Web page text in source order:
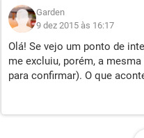
Garden
9 dez 2015 às 16:17
Olá! Se vejo um ponto de
me excluiu, porém, a
para confirmar). O que